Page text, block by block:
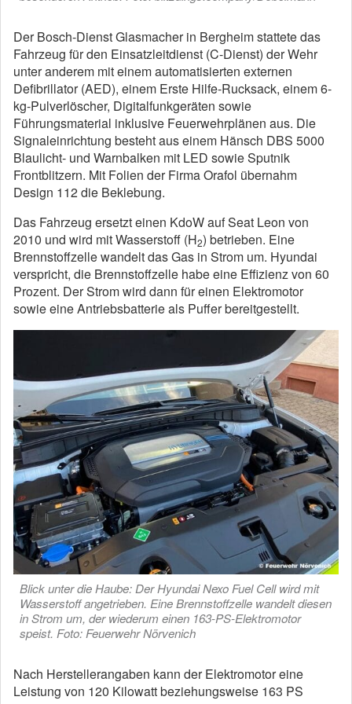
Der Bosch-Dienst Glasmacher in Bergheim stattete das
Fahrzeug für den Einsatzleitdienst (C-Dienst) der Wehr
unter anderem mit einem automatisierten externen
Defibrillator (AED), einem Erste Hilfe-Rucksack, einem 6-
kg-Pulverlöscher, Digitalfunkgeräten sowie
Führungsmaterial inklusive Feuerwehrplänen aus. Die
Signaleinrichtung besteht aus einem Hänsch DBS 5000
Blaulicht- und Warnbalken mit LED sowie Sputnik
Frontblitzern. Mit Folien der Firma Orafol übernahm
Design 112 die Beklebung.
Das Fahrzeug ersetzt einen KdoW auf Seat Leon von
2010 und wird mit Wasserstoff (H2) betrieben. Eine
Brennstoffzelle wandelt das Gas in Strom um. Hyundai
verspricht, die Brennstoffzelle habe eine Effizienz von 60
Prozent. Der Strom wird dann für einen Elektromotor
sowie eine Antriebsbatterie als Puffer bereitgestellt.
Blick unter die Haube: Der Hyundai Nexo Fuel Cell wird mit
Wasserstoff angetrieben. Eine Brennstoffzelle wandelt diesen
in Strom um, der wiederum einen 163-PS-Elektromotor
speist. Foto: Feuerwehr Nörvenich
Nach Herstellerangaben kann der Elektromotor eine
Leistung von 120 Kilowatt beziehungsweise 163 PS